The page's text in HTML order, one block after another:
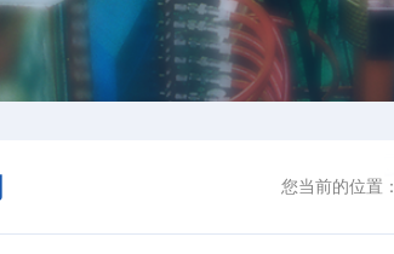
您当前的位置：